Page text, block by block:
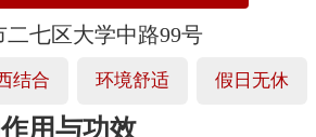
二七区大学中路99号
结合 环境舒适 假日无休
用与功效